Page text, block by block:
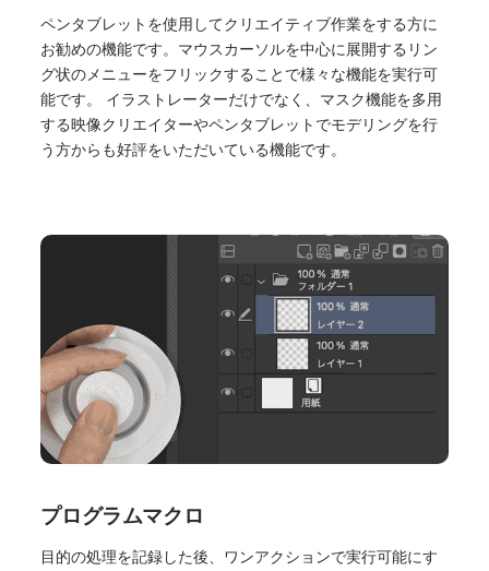
ペンタブレットを使用してクリエイティブ作業をする方に
お勧めの機能です。マウスカーソルを中心に展開するリン
グ状のメニューをフリックすることで様々な機能を実行可
能です。 イラストレーターだけでなく、マスク機能を多用
する映像クリエイターやペンタブレットでモデリングを行
う方からも好評をいただいている機能です。
プログラムマクロ
目的の処理を記録した後、ワンアクションで実行可能にす